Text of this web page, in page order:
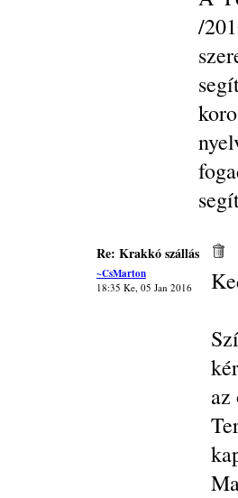
/
Re: Krakkó szállás
~CsMarton
18:35 Ke, 05 Jan 2016